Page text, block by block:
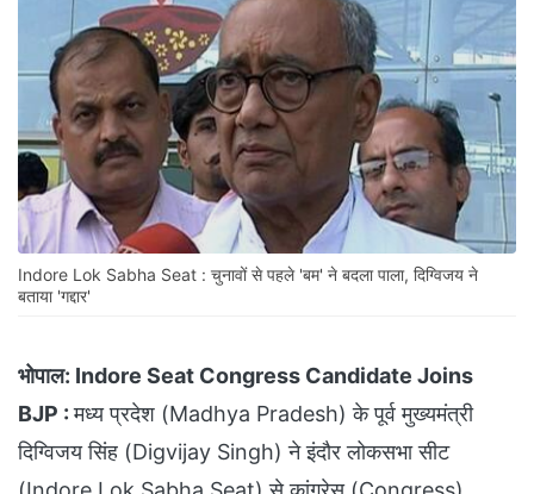
Indore Lok Sabha Seat : चुनावों से पहले 'बम' ने बदला पाला, दिग्विजय ने
बताया 'गद्दार'
भोपाल: Indore Seat Congress Candidate Joins
BJP :मध्य प्रदेश (Madhya Pradesh) के पूर्व मुख्यमंत्री
दिग्विजय सिंह (Digvijay Singh) ने इंदौर लोकसभा सीट